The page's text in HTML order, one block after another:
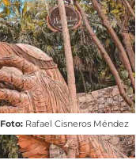
Foto: Rafael Cisneros Méndez